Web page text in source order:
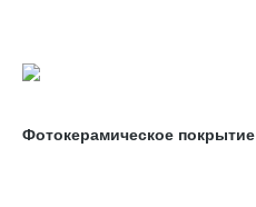
Фотокерамическое покрытие